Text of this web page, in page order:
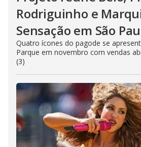
Rodriguinho e
Sensação em São
Quatro ícones do pagode se
Parque em novembro com vendas
(3)